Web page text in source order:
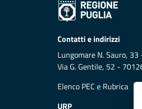
Contatti e indirizzi
Lungomare N. Sauro,
Via G. Gentile, 52 -
Elenco PEC e Rubrica
URP